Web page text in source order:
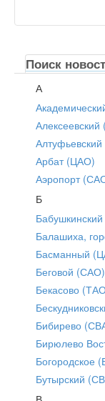
Поиск
А
Арбат (ЦАО)
Аэропорт
Б
Балашиха,
Басманный
Беговой (САО)
Бекасово
Бибирево
Бирюлево
Богородское
Бутырский